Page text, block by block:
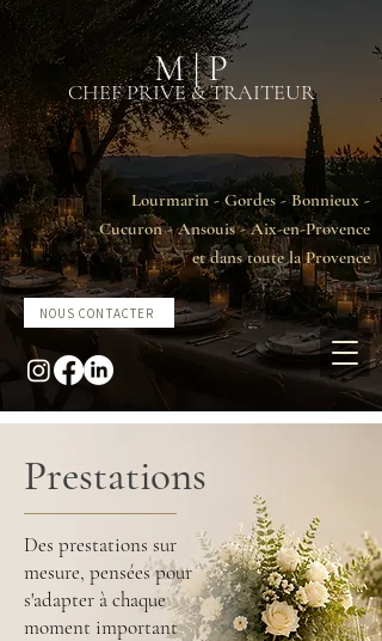
M | P
CHEF PRIVE & TRAITEUR
NOUS CONTACTER
Lourmarin - Gordes - Bonnieux -
Cucuron - Ansouis - Aix-en-Provence
et dans toute la Provence
Prestations
Des prestations sur
mesure, pensées pour
s'adapter à chaque
moment important